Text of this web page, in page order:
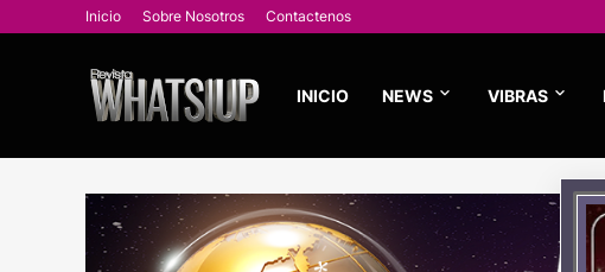
Inicio Sobre Nosotros Contactenos
INICIO NEWS VIBRAS